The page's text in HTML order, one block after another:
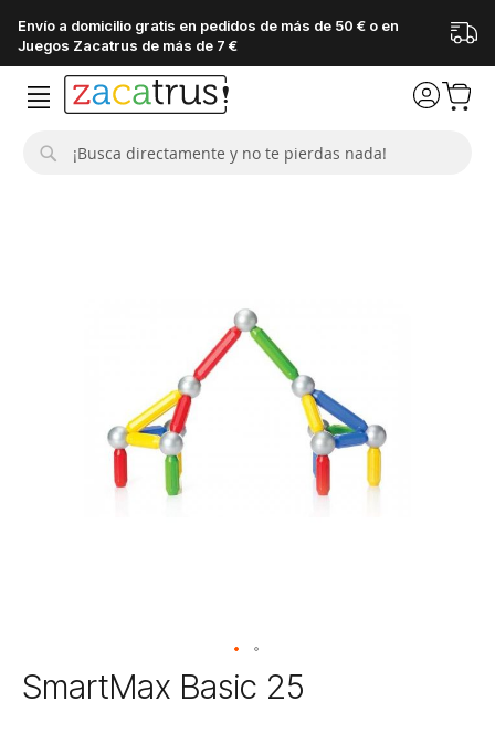
Envío a domicilio gratis en pedidos de más de 50 € o en
Juegos Zacatrus de más de 7 €
Saltar
al
SmartMax Basic 25